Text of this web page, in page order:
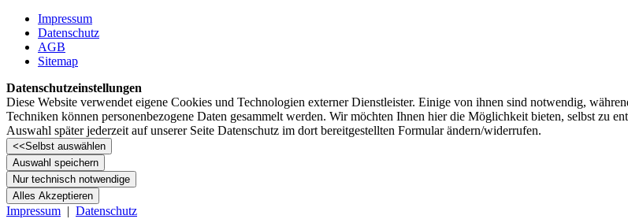
Impressum
Datenschutz
AGB
Sitemap
Datenschutzeinstellungen
Diese Website verwendet eigene Cookies und Technologien externer Dienstleister. Einige von ihnen sind notwendig,
Techniken können personenbezogene Daten gesammelt werden. Wir möchten Ihnen hier die Möglichkeit bieten, selbst zu
Auswahl später jederzeit auf unserer Seite Datenschutz im dort bereitgestellten Formular ändern/­widerrufen.
<<Selbst auswählen
Auswahl speichern
Nur technisch notwendige
Alles Akzeptieren
Impressum | Datenschutz